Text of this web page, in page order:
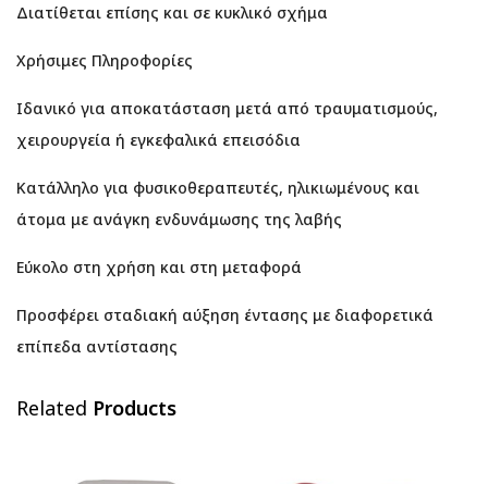
Διατίθεται επίσης και σε κυκλικό σχήμα
Χρήσιμες Πληροφορίες
Ιδανικό για αποκατάσταση μετά από τραυματισμούς,
χειρουργεία ή εγκεφαλικά επεισόδια
Κατάλληλο για φυσικοθεραπευτές, ηλικιωμένους και
άτομα με ανάγκη ενδυνάμωσης της λαβής
Εύκολο στη χρήση και στη μεταφορά
Προσφέρει σταδιακή αύξηση έντασης με διαφορετικά
επίπεδα αντίστασης
Related Products